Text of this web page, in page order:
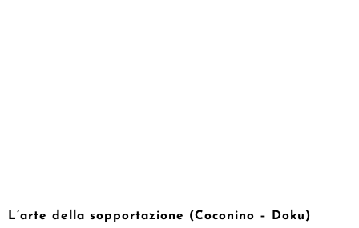
L’arte della sopportazione (Coconino – Doku)